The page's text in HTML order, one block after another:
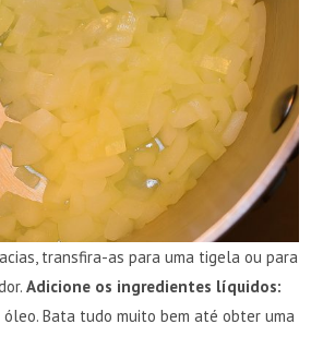
transfira-as para uma tigela ou para
Adicione os ingredientes líquidos:
Bata tudo muito bem até obter uma